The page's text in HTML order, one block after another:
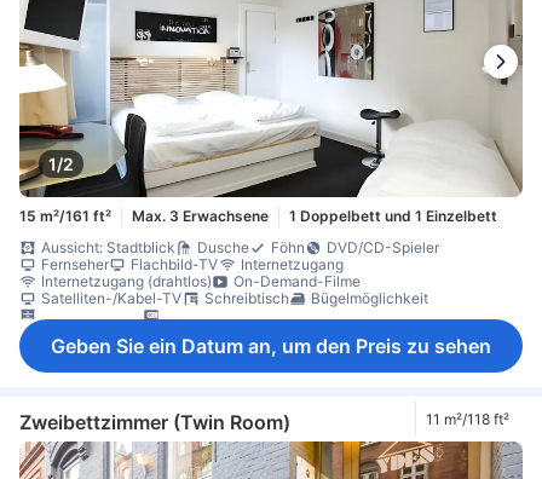
1/2
15 m²/161 ft² Max. 3 Erwachsene
1 Doppelbett und 1 Einzelbett
Aussicht: Stadtblick
Dusche Föhn
DVD/CD-Spieler
Fernseher
Flachbild-TV
Internetzugang
Internetzugang (drahtlos)
On-Demand-Filme
Satelliten-/Kabel-TV
Schreibtisch
Bügelmöglichkeit
Kleiderschrank
Schließfach im Zimmer
Geben Sie ein Datum an, um den Preis zu sehen
Zweibettzimmer (Twin Room) 11 m²/118 ft²